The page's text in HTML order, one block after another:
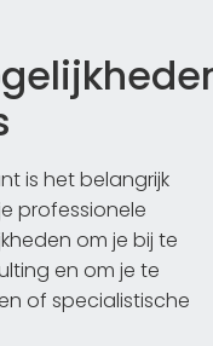
is het belangrijk
professionele
om je bij te
en om je te
of specialistische